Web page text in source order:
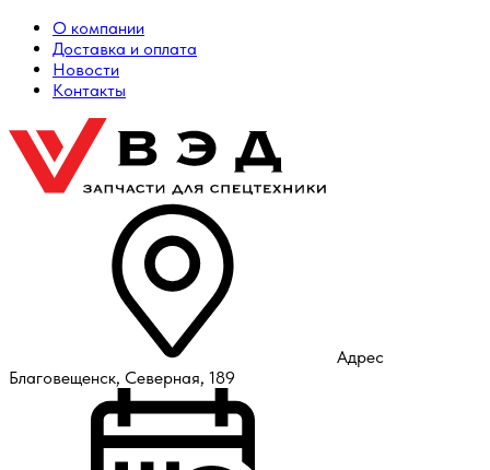
О компании
Доставка и оплата
Новости
Контакты
Адрес
Благовещенск, Северная, 189